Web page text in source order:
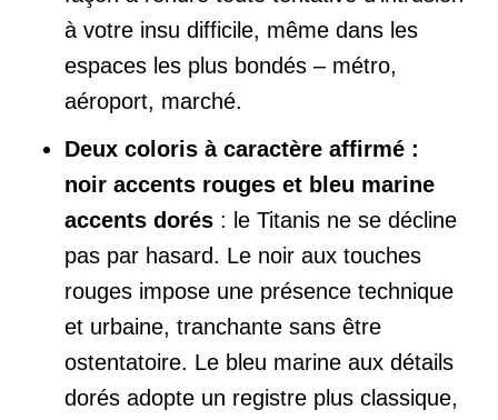
à votre insu difficile, même dans les
espaces les plus bondés – métro,
aéroport, marché.
Deux coloris à caractère affirmé :
noir accents rouges et bleu marine
accents dorés : le Titanis ne se décline
pas par hasard. Le noir aux touches
rouges impose une présence technique
et urbaine, tranchante sans être
ostentatoire. Le bleu marine aux détails
dorés adopte un registre plus classique,